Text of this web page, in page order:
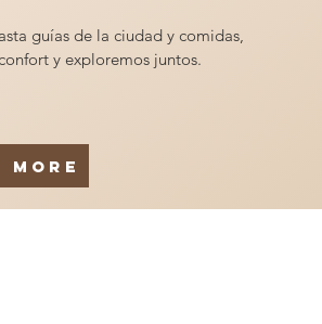
guías de la ciudad y comidas,
y exploremos juntos.
More